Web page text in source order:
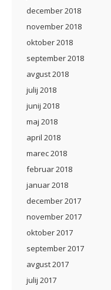
december 2018
november 2018
oktober 2018
september 2018
avgust 2018
julij 2018
junij 2018
maj 2018
april 2018
marec 2018
februar 2018
januar 2018
december 2017
november 2017
oktober 2017
september 2017
avgust 2017
julij 2017